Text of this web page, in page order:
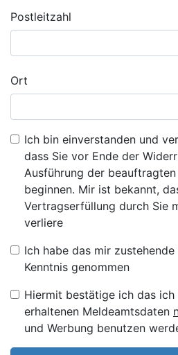
Postleitzahl
Ort
Ich bin einverstanden und
dass Sie vor Ende der
Ausführung der
beginnen. Mir ist bekannt,
Vertragserfüllung durch Sie
verliere
Ich habe das mir zustehende
Kenntnis genommen
Hiermit bestätige ich das ich
erhaltenen Meldeamtsdaten
und Werbung benutzen